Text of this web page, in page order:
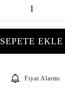
SEPETE EKLE
Fiyat Alarmı